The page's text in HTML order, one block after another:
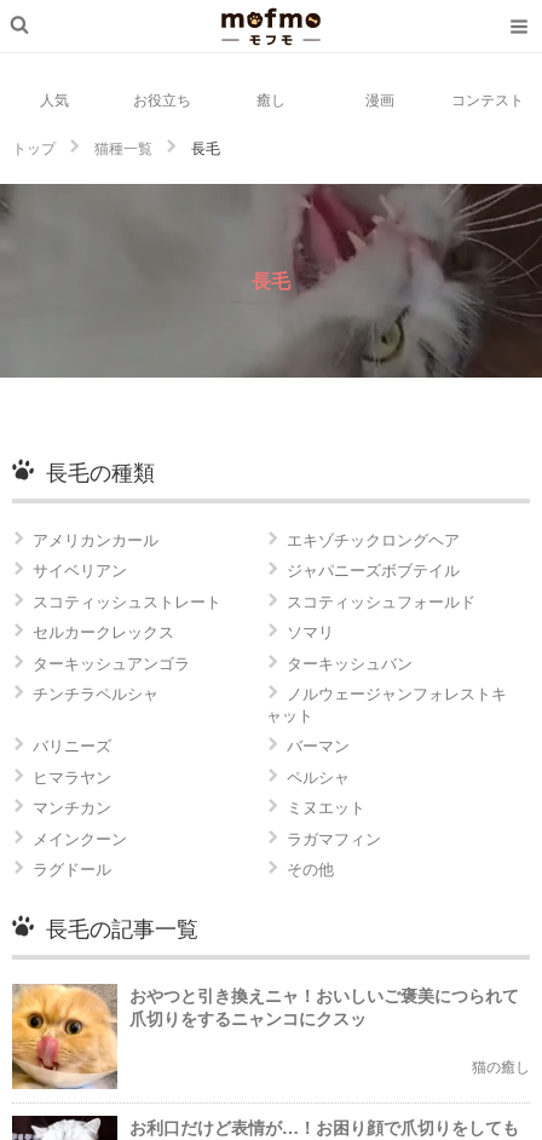
人気 お役立ち 癒し 漫画 コンテスト
トップ 猫種一覧 長毛
長毛
長毛の種類
アメリカンカール
エキゾチックロングヘア
サイベリアン
ジャパニーズボブテイル
スコティッシュストレート
スコティッシュフォールド
セルカークレックス
ソマリ
ターキッシュアンゴラ
ターキッシュバン
チンチラペルシャ
ノルウェージャンフォレストキ
ャット
バリニーズ
バーマン
ヒマラヤン
ペルシャ
マンチカン
ミヌエット
メインクーン
ラガマフィン
ラグドール
その他
長毛の記事一覧
おやつと引き換えニャ！おいしいご褒美につられて
爪切りをするニャンコにクスッ
猫の癒し
お利口だけど表情が…！お困り顔で爪切りをしても